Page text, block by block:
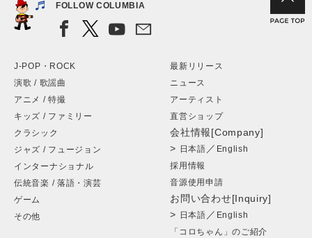
FOLLOW COLUMBIA
J-POP・ROCK
演歌 / 歌謡曲
アニメ / 特撮
キッズ / ファミリー
クラシック
ジャズ / フュージョン
インターナショナル
伝統音楽 / 落語・演芸
ゲーム
その他
最新リリース
ニュース
アーティスト
直営ショップ
会社情報[Company]
> 日本語 ／ English
採用情報
音源使用申請
お問い合わせ[Inquiry]
> 日本語 ／ English
「コロちゃん」のご紹介